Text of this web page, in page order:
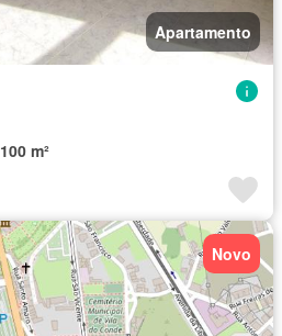
Apartamento
100 m²
Novo